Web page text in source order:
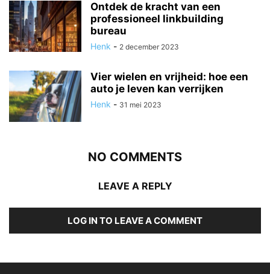
Ontdek de kracht van een
professioneel linkbuilding
bureau
Henk - 2 december 2023
Vier wielen en vrijheid: hoe een
auto je leven kan verrijken
Henk - 31 mei 2023
NO COMMENTS
LEAVE A REPLY
LOG IN TO LEAVE A COMMENT